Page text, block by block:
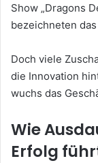
Show „Dragons
bezeichneten
Doch viele
die Innovation
wuchs das
Wie
Erfolg